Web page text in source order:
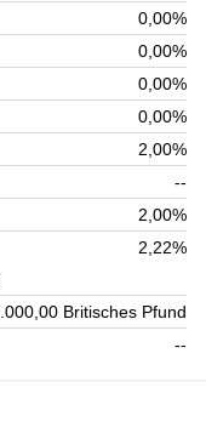
0,00%
0,00%
0,00%
0,00%
2,00%
--
2,00%
2,22%
Britisches Pfund
--